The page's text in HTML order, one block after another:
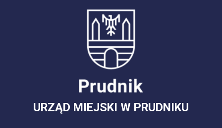
URZĄD MIEJSKI W PRUDNIKU